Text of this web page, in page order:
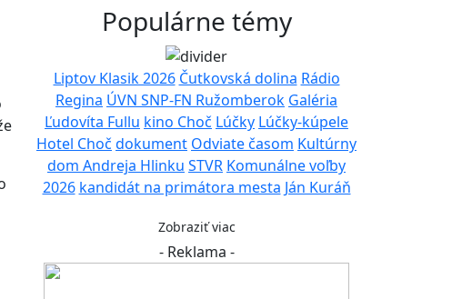
Populárne témy
Liptov Klasik 2026 Čutkovská dolina Rádio
Regina ÚVN SNP-FN Ružomberok Galéria
Ľudovíta Fullu kino Choč Lúčky Lúčky-kúpele
Hotel Choč dokument Odviate časom Kultúrny
dom Andreja Hlinku STVR Komunálne voľby
2026 kandidát na primátora mesta Ján Kuráň
Zobraziť viac
- Reklama -